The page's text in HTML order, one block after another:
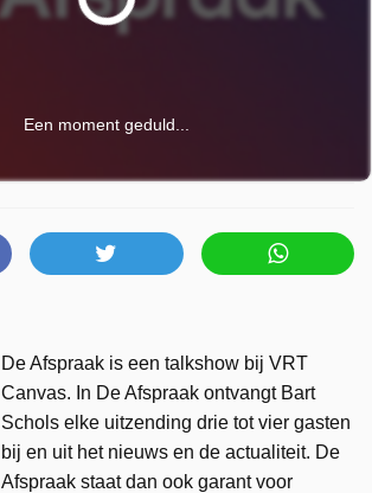
Een moment geduld...
De Afspraak is een talkshow bij VRT
Canvas. In De Afspraak ontvangt Bart
Schols elke uitzending drie tot vier gasten
bij en uit het nieuws en de actualiteit. De
Afspraak staat dan ook garant voor